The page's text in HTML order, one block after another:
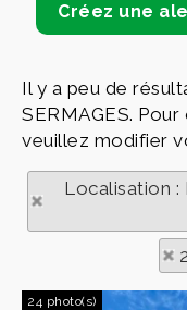
Il y a peu de
SERMAGES.
veuillez modifier
Localisation :
24 photo(s)